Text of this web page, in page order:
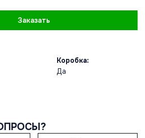
Заказать
Коробка:
Да